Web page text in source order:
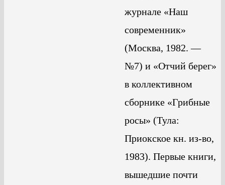
журнале «Наш
современник»
(Москва, 1982. —
№7) и «Отчий берег»
в коллективном
сборнике «Грибные
росы» (Тула:
Приокское кн. из-во,
1983). Первые книги,
вышедшие почти